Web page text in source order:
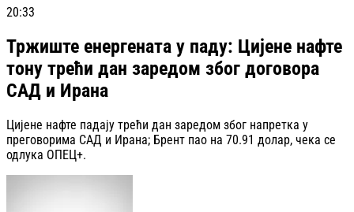
20:33
Тржиште енергената у паду: Цијене нафте
тону трећи дан заредом због договора
САД и Ирана
Цијене нафте падају трећи дан заредом због напретка у
преговорима САД и Ирана; Брент пао на 70.91 долар, чека се
одлука ОПЕЦ+.